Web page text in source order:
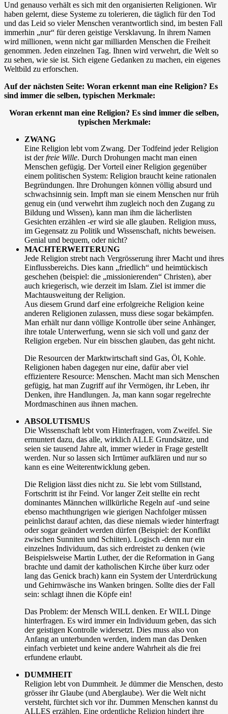
Und genauso verhält es sich mit den organisierten Religionen. Wir
haben gelernt, diese Systeme zu tolerieren, die täglich für den Tod
und das Leid so vieler Menschen verantwortlich sind, im besten Fall
immerhin „nur“ für deren geistige Versklavung. In ihrem Namen
wird millionen, wenn nicht gar milliarden Menschen die Freiheit
genommen. Jeden einzelnen Tag. Ihnen wird verwehrt, die Welt so
zu sehen, wie sie ist. Sich eigene Gedanken zu machen, ein eigenes
Weltbild zu erforschen.
Auf der nächsten Seite: Woran erkennt man eine Religion? Es
sind immer die selben, typischen Merkmale:
Woran erkennt man eine Religion? Es sind immer die selben,
typischen Merkmale:
ZWANG
Eine Religion lebt vom Zwang. Der Todfeind jeder Religion
ist derfreie Wille. Durch Drohungen macht man einen
Menschen gefügig. Der Vorteil einer Religion gegenüber
einem politischen System: Religion braucht keine rationalen
Begründungen. Ihre Drohungen können völlig absurd und
schwachsinnig sein. Impft man sie einem Menschen nur früh
genug ein (und verwehrt ihm zugleich noch den Zugang zu
Bildung und Wissen), kann man ihm die lächerlisten
Gesichten erzählen -er wird sie alle glauben. Religion muss,
im Gegensatz zu Politik und Wissenschaft, nichts beweisen.
Genial und bequem, oder nicht?
MACHTERWEITERUNG
Jede Religion strebt nach Vergrösserung ihrer Macht und ihres
Einflussbereichs. Dies kann „friedlich“ und heimtückisch
geschehen (beispiel: die „missionierenden“ Christen), aber
auch kriegerisch, wie derzeit im Islam. Ziel ist immer die
Machtausweitung der Religion.
Aus diesem Grund darf eine erfolgreiche Religion keine
anderen Religionen zulassen, muss diese sogar bekämpfen.
Man erhält nur dann völlige Kontrolle über seine Anhänger,
ihre totale Unterwerfung, wenn sie sich voll und ganz der
Religion ergeben. Nur ein bisschen glauben, das geht nicht.
Die Resourcen der Marktwirtschaft sind Gas, Öl, Kohle.
Religionen haben dagegen nur eine, dafür aber viel
effizientere Resource: Menschen. Macht man sich Menschen
gefügig, hat man Zugriff auf ihr Vermögen, ihr Leben, ihr
Denken, ihre Handlungen. Ja, man kann sogar regelrechte
Mordmaschinen aus ihnen machen.
ABSOLUTISMUS
Die Wissenschaft lebt vom Hinterfragen, vom Zweifel. Sie
ermuntert dazu, das alle, wirklich ALLE Grundsätze, und
seien sie tausend Jahre alt, immer wieder in Frage gestellt
werden. Nur so lassen sich Irrtümer aufklären und nur so
kann es eine Weiterentwicklung geben.
Die Religion lässt dies nicht zu. Sie lebt vom Stillstand,
Fortschritt ist ihr Feind. Vor langer Zeit stellte ein recht
dominantes Männchen willkürliche Regeln auf -und seine
ebenso machthungrigen wie gierigen Nachfolger müssen
peinlichst darauf achten, das diese niemals wieder hinterfragt
oder sogar geändert werden dürfen (Beispiel: der Konflikt
zwischen Sunniten und Schiiten). Logisch -denn nur ein
einzelnes Individuum, das sich erdreistet zu denken (wie
Beispielsweise Martin Luther, der die Reformation in Gang
brachte und damit der katholischen Kirche über kurz oder
lang das Genick brach) kann ein System der Unterdrückung
und Gehirnwäsche ins Wanken bringen. Sollte dies der Fall
sein: schlagt ihnen die Köpfe ein!
Das Problem: der Mensch WILL denken. Er WILL Dinge
hinterfragen. Es wird immer ein Individuum geben, das sich
der geistigen Kontrolle widersetzt. Dies muss also von
Anfang an unterbunden werden, indem man das Denken
einfach verbietet und keine andere Wahrheit als die frei
erfundene erlaubt.
DUMMHEIT
Religion lebt von Dummheit. Je dümmer die Menschen, desto
grösser ihr Glaube (und Aberglaube). Wer die Welt nicht
versteht, fürchtet sich vor ihr. Dummen Menschen kannst du
ALLES erzählen. Eine ordentliche Religion hindert ihre